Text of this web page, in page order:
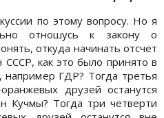
по этому вопросу. Но я
отношусь к закону о
откуда начинать отсчет
как это было принято в
например ГДР? Тогда третья
друзей останутся
Кучмы? Тогда три четверти